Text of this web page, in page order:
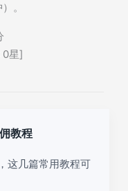
。
0星]
教程
这几篇常用教程可